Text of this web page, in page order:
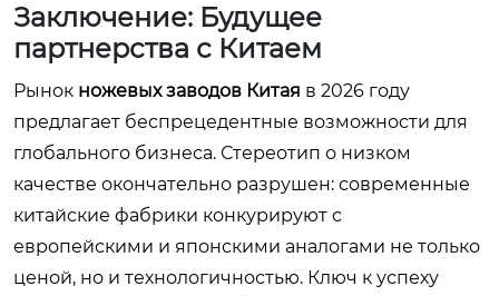
Заключение: Будущее
партнерства с Китаем
Рынок ножевых заводов Китая в 2026 году
предлагает беспрецедентные возможности для
глобального бизнеса. Стереотип о низком
качестве окончательно разрушен: современные
китайские фабрики конкурируют с
европейскими и японскими аналогами не только
ценой, но и технологичностью. Ключ к успеху